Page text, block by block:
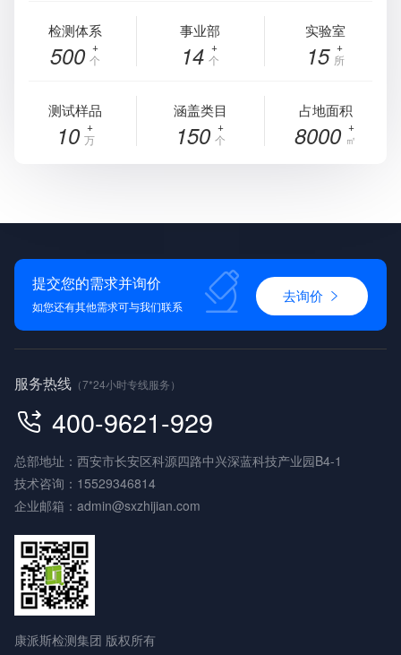
检测体系
500 个
事业部
14 个
实验室
15 所
测试样品
10 万
涵盖类目
150 个
占地面积
8000 ㎡
提交您的需求并询价
如您还有其他需求可与我们联系
去询价
服务热线 （7*24小时专线服务）
400-9621-929
总部地址：西安市长安区科源四路中兴深蓝科技产业园B4-1
技术咨询： 15529346814
企业邮箱： admin@sxzhijian.com
康派斯检测集团 版权所有